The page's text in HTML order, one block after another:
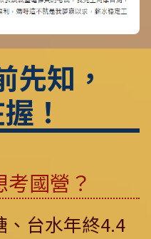
先知，
！
國營？
、台水年終4.4